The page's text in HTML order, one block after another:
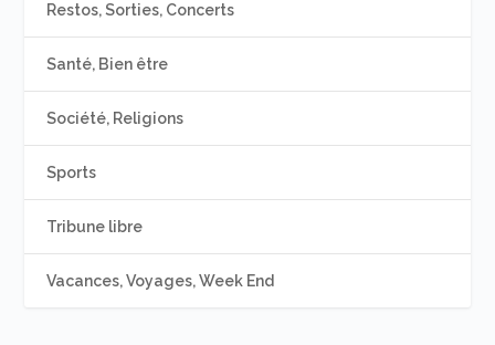
Restos, Sorties, Concerts
Santé, Bien être
Société, Religions
Sports
Tribune libre
Vacances, Voyages, Week End